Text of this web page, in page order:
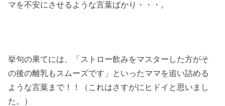
マを不安にさせるような言葉ばかり・・・。
挙句の果てには、「ストロー飲みをマスターした方がそ
の後の離乳もスムーズです」といったママを追い詰める
ような言葉まで！！（これはさすがにヒドイと思いまし
た。）